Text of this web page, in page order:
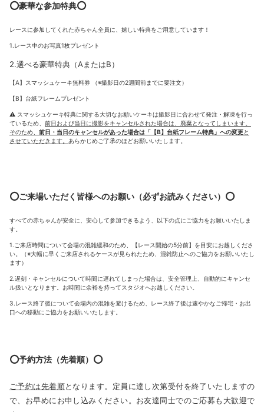
⭕️豪華な参加特典⭕️
レースに参加してくれた赤ちゃん全員に、嬉しい特典をご用意しています！
1.レース中のお写真1枚プレゼント
2.選べる豪華特典（AまたはB）
【A】スマッシュケーキ無料券 （※撮影日の2週間前までに要注文）
【B】台紙フレームプレゼント
⚠️ スマッシュケーキ特典に関する大切なお願いケーキは撮影日に合わせて発注・解凍を行っ
ているため、 前日および当日に撮影をキャンセルされた場合は、廃棄となってしまいます。
そのため、 前日・当日のキャンセルがあった場合は「【B】台紙フレーム特典」への変更と
させていただきます。 あらかじめご了承のほどお願いいたします。
⭕️ご来場いただく皆様へのお願い（必ずお読みください）⭕️
すべての赤ちゃんが安全に、安心して参加できるよう、以下の点にご協力をお願いいたしま
す。
1.ご来店時間について会場の混雑緩和のため、【レース開始の5分前】を目安にお越しくださ
い。（※大幅に早くご来店されるケースが見られたため、混雑防止へのご協力をお願いいたし
ます）
2.遅刻・キャンセルについて時間に遅れてしまった場合は、安全管理上、自動的にキャンセ
ル扱いとなります。お時間に余裕を持ってスタジオへお越しください。
3.レース終了後について会場内の混雑を避けるため、レース終了後は速やかなご帰宅・お出
口への移動にご協力をお願いいたします。
⭕️予約方法（先着順）⭕️
ご予約は先着順となります。定員に達し次第受付を終了いたしますの
で、お早めにお申し込みください。お友達同士でのご応募も大歓迎で